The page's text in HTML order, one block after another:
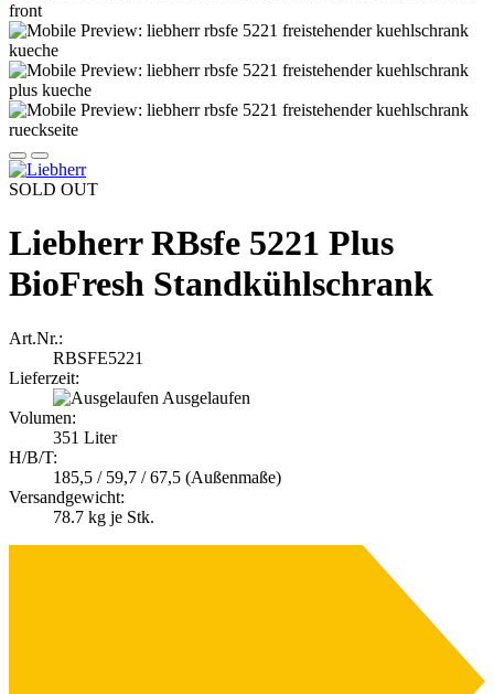
SOLD OUT
Liebherr RBsfe 5221 Plus
BioFresh Standkühlschrank
Art.Nr.:
RBSFE5221
Lieferzeit:
Ausgelaufen
Volumen:
351 Liter
H/B/T:
185,5 / 59,7 / 67,5 (Außenmaße)
Versandgewicht:
78.7 kg je Stk.
A